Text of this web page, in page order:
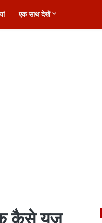
एक साथ देखें
कैसे यूज़